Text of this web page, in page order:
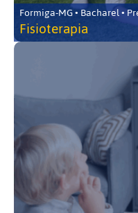
Formiga-MG • Bacharel •
Fisioterapia